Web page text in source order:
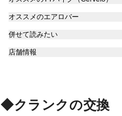
オススメのエアロバー
併せて読みたい
店舗情報
◆クランクの交換